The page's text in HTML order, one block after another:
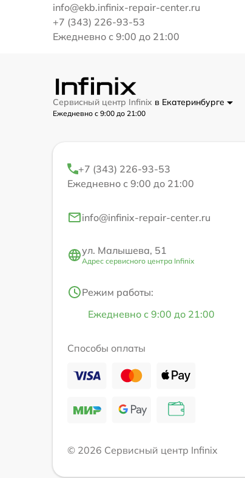
info@ekb.infinix-repair-center.ru
+7 (343) 226-93-53
Ежедневно с 9:00 до 21:00
Сервисный центр Infinix в Екатеринбурге
Ежедневно с 9:00 до 21:00
+7 (343) 226-93-53
Ежедневно с 9:00 до 21:00
info@infinix-repair-center.ru
ул. Малышева, 51
Адрес сервисного центра Infinix
Режим работы:
Ежедневно с 9:00 до 21:00
Способы оплаты
© 2026 Сервисный центр Infinix